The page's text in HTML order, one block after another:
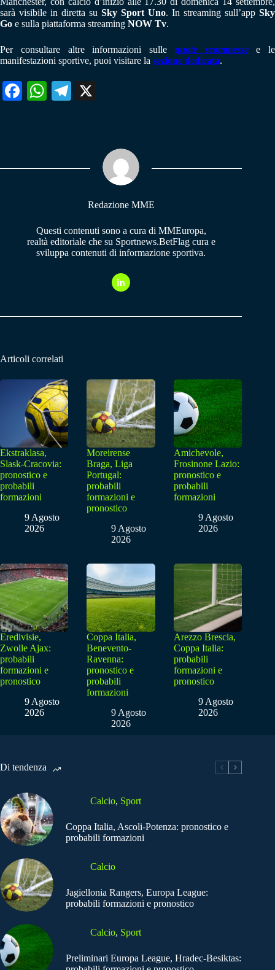
sarà visibile in diretta su Sky Sport Uno. In streaming sull’app Sky
Go e sulla piattaforma streaming NOW Tv.
Per consultare altre informazioni sulle quote scommessee le
manifestazioni sportive, puoi visitare la sezione dedicata.
Fa W
pp
Te
m
Redazione MME
Questi contenuti sono a cura di MMEuropa,
realtà editoriale che su Sportnews.BetFlag cura e
sviluppa contenuti di informazione sportiva.
Articoli correlati
Ekstraklasa,
Slask-Cracovia:
pronostico e
probabili
formazioni
9 Agosto
2026
Moreirense
Braga, Liga
Portugal:
probabili
formazioni e
pronostico
9 Agosto
2026
Amichevole,
Frosinone Lazio:
pronostico e
probabili
formazioni
9 Agosto
2026
Eredivisie,
Zwolle Ajax:
probabili
formazioni e
pronostico
9 Agosto
2026
Coppa Italia,
Benevento-
Ravenna:
pronostico e
probabili
formazioni
9 Agosto
2026
Arezzo Brescia,
Coppa Italia:
probabili
formazioni e
pronostico
9 Agosto
2026
Di tendenza
Calcio, Sport
Coppa Italia, Ascoli-Potenza: pronostico e
probabili formazioni
Calcio
Jagiellonia Rangers, Europa League:
probabili formazioni e pronostico
Calcio, Sport
Preliminari Europa League, Hradec-Besiktas: